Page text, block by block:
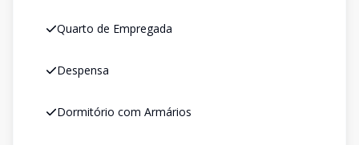
Quarto de Empregada
Despensa
Dormitório com Armários